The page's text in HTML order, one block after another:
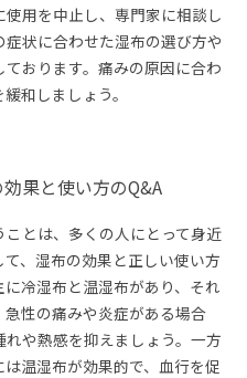
用を中止し、専門家に相談し
状に合わせた湿布の選び方や
おります。痛みの原因に合わ
和しましょう。
果と使い方のQ&A
とは、多くの人にとって身近
、湿布の効果と正しい使い方
冷湿布と温湿布があり、それ
性の痛みや炎症がある場合
や熱感を抑えましょう。一方
温湿布が効果的で、血行を促